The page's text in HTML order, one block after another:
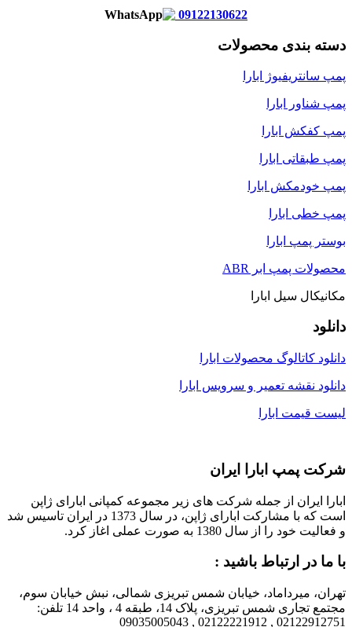
09122130622
دسته بندی محصولات
پمپ سانتریفیوژ ابارا
پمپ شناور ابارا
پمپ کفکش ابارا
پمپ طبقاتی ابارا
پمپ خودمکش ابارا
پمپ خطی ابارا
بوستر پمپ ابارا
محصولات پمپ ابر ABR
مکانیکال سیل ابارا
دانلود
دانلود کاتالوگ محصولات ابارا
دانلود نقشه تعمیر و سرویس ابارا
لیست قیمت ابارا
شرکت پمپ ابارا ایران
ابارا ایران از جمله شرکت های زیر مجموعه کمپانی ابارای ژاپن
است که با مشارکت ابارای ژاپن، در سال 1373 در ایران تاسیس شد
و فعالیت خود را از سال 1380 به صورت عملی اغاز کرد.
با ما در ارتباط باشید :
تهران، میرداماد، خیابان شمس تبریزی شمالی، نبش خیابان سوم،
مجتمع تجاری شمس تبریزی، پلاک 14، طبقه 4 ، واحد 14 تلفن:
02122912751 , 02122221912 , 09035005043